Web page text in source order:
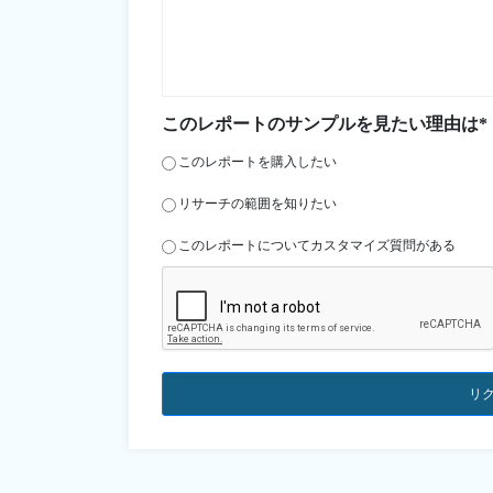
このレポートのサンプルを見たい理由は*
このレポートを購入したい
リサーチの範囲を知りたい
このレポートについてカスタマイズ質問がある
リ